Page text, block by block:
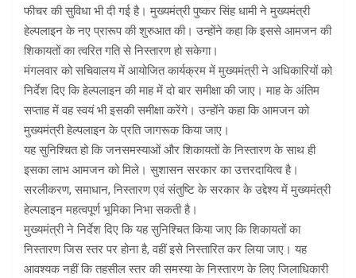
फीचर की सुविधा भी दी गई है। मुख्यमंत्री पुष्कर सिंह धामी ने मुख्यमंत्री
हेल्पलाइन के नए प्रारूप की शुरुआत की। उन्होंने कहा कि इससे आमजन की
शिकायतों का त्वरित गति से निस्तारण हो सकेगा।
मंगलवार को सचिवालय में आयोजित कार्यक्रम में मुख्यमंत्री ने अधिकारियों को
निर्देश दिए कि हेल्पलाइन की माह में दो बार समीक्षा की जाए। माह के अंतिम
सप्ताह में वह स्वयं भी इसकी समीक्षा करेंगे। उन्होंने कहा कि आमजन को
मुख्यमंत्री हेल्पलाइन के प्रति जागरूक किया जाए।
यह सुनिश्चित हो कि जनसमस्याओं और शिकायतों के निस्तारण के साथ ही
इसका लाभ आमजन को मिले। सुशासन सरकार का उत्तरदायित्व है।
सरलीकरण, समाधान, निस्तारण एवं संतुष्टि के सरकार के उद्देश्य में मुख्यमंत्री
हेल्पलाइन महत्वपूर्ण भूमिका निभा सकती है।
मुख्यमंत्री ने निर्देश दिए कि यह सुनिश्चित किया जाए कि शिकायतों का
निस्तारण जिस स्तर पर होना है, वहीं इसे निस्तारित कर लिया जाए। यह
आवश्यक नहीं कि तहसील स्तर की समस्या के निस्तारण के लिए जिलाधिकारी